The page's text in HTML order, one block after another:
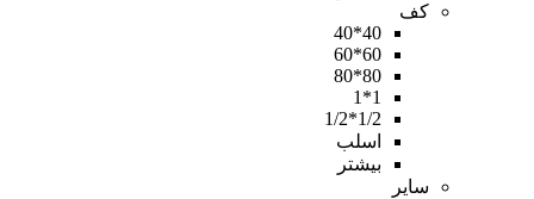
کف
40*40
60*60
80*80
1*1
1/2*1/2
اسلب
بیشتر
سایر